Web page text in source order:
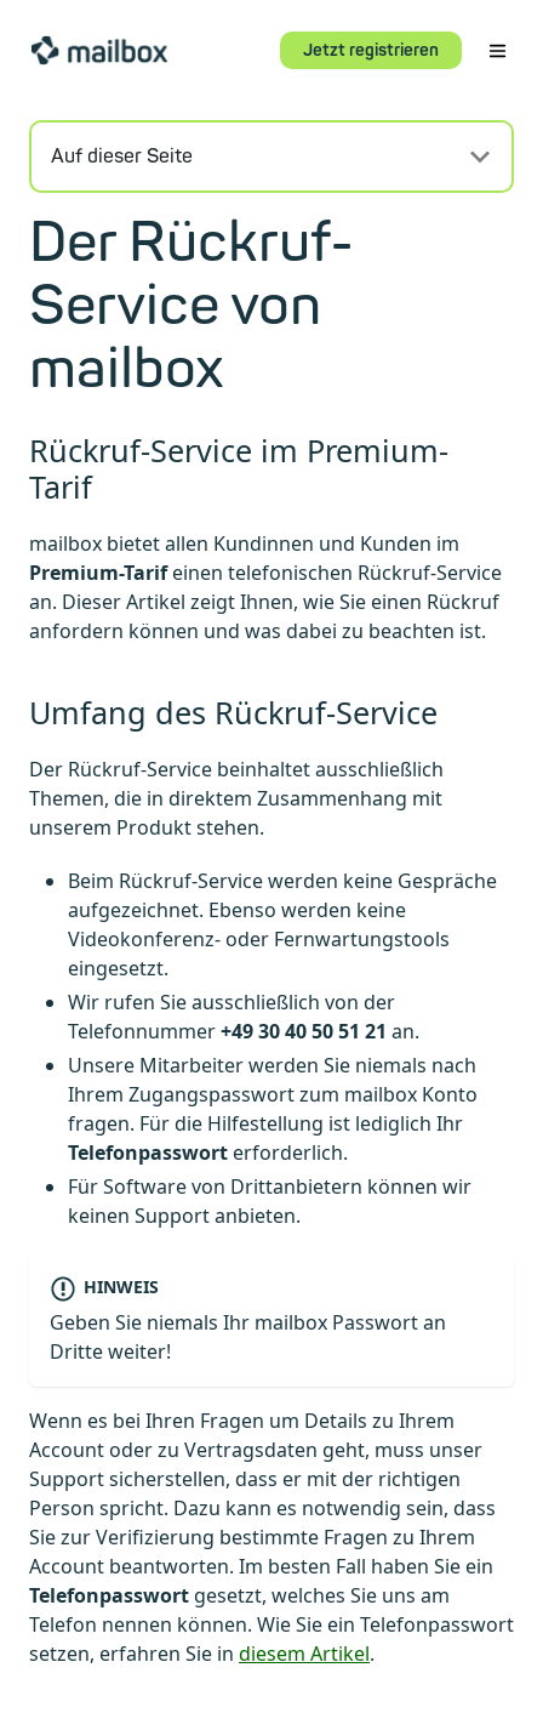
Jetzt registrieren
Auf dieser Seite
Der Rückruf-
Service von
mailbox
Rückruf-Service im Premium-
Tarif
mailbox bietet allen Kundinnen und Kunden im
Premium-Tarifeinen telefonischen Rückruf-Service
an. Dieser Artikel zeigt Ihnen, wie Sie einen Rückruf
anfordern können und was dabei zu beachten ist.
Umfang des Rückruf-Service
Der Rückruf-Service beinhaltet ausschließlich
Themen, die in direktem Zusammenhang mit
unserem Produkt stehen.
Beim Rückruf-Service werden keine Gespräche
aufgezeichnet. Ebenso werden keine
Videokonferenz- oder Fernwartungstools
eingesetzt.
Wir rufen Sie ausschließlich von der
Telefonnummer+49 30 40 50 51 21 an.
Unsere Mitarbeiter werden Sie niemals nach
Ihrem Zugangspasswort zum mailbox Konto
fragen. Für die Hilfestellung ist lediglich Ihr
Telefonpassworterforderlich.
Für Software von Drittanbietern können wir
keinen Support anbieten.
HINWEIS
Geben Sie niemals Ihr mailbox Passwort an
Dritte weiter!
Wenn es bei Ihren Fragen um Details zu Ihrem
Account oder zu Vertragsdaten geht, muss unser
Support sicherstellen, dass er mit der richtigen
Person spricht. Dazu kann es notwendig sein, dass
Sie zur Verifizierung bestimmte Fragen zu Ihrem
Account beantworten. Im besten Fall haben Sie ein
Telefonpasswort gesetzt, welches Sie uns am
Telefon nennen können. Wie Sie ein Telefonpasswort
setzen, erfahren Sie in diesem Artikel.